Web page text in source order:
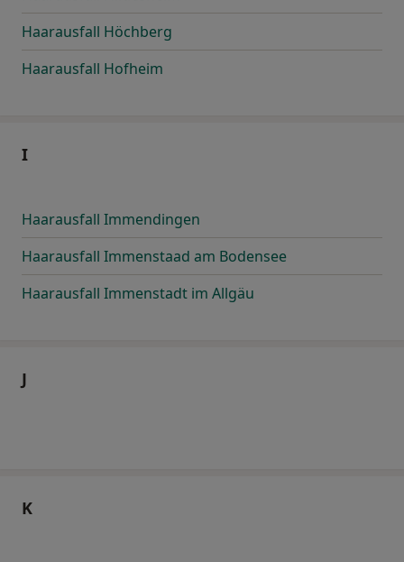
Haarausfall Höchberg
Haarausfall Hofheim
I
Haarausfall Immendingen
Haarausfall Immenstaad am Bodensee
Haarausfall Immenstadt im Allgäu
J
K